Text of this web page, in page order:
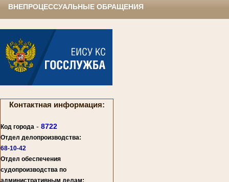
ВНЕПРОЦЕССУАЛЬНЫЕ ОБРАЩЕНИЯ
Контактная информация:
Код города - 8722
Отдел делопроизводства:
68-10-42
Отдел обеспечения
судопроизводства по
административным делам: